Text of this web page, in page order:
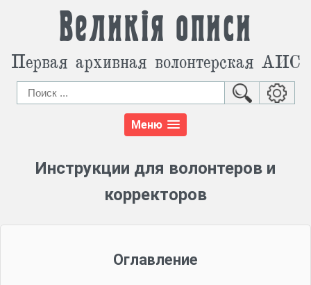
Великія описи
Первая архивная волонтерская АИС
Меню
Инструкции для волонтеров и
корректоров
Оглавление